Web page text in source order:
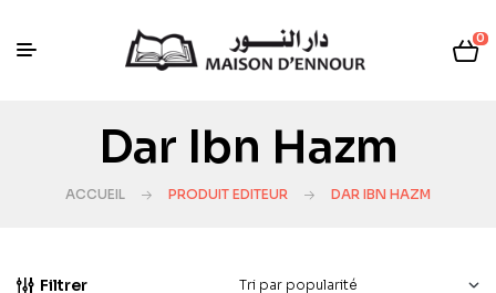
0
Dar Ibn Hazm
ACCUEIL PRODUIT EDITEUR DAR IBN HAZM
Filtrer